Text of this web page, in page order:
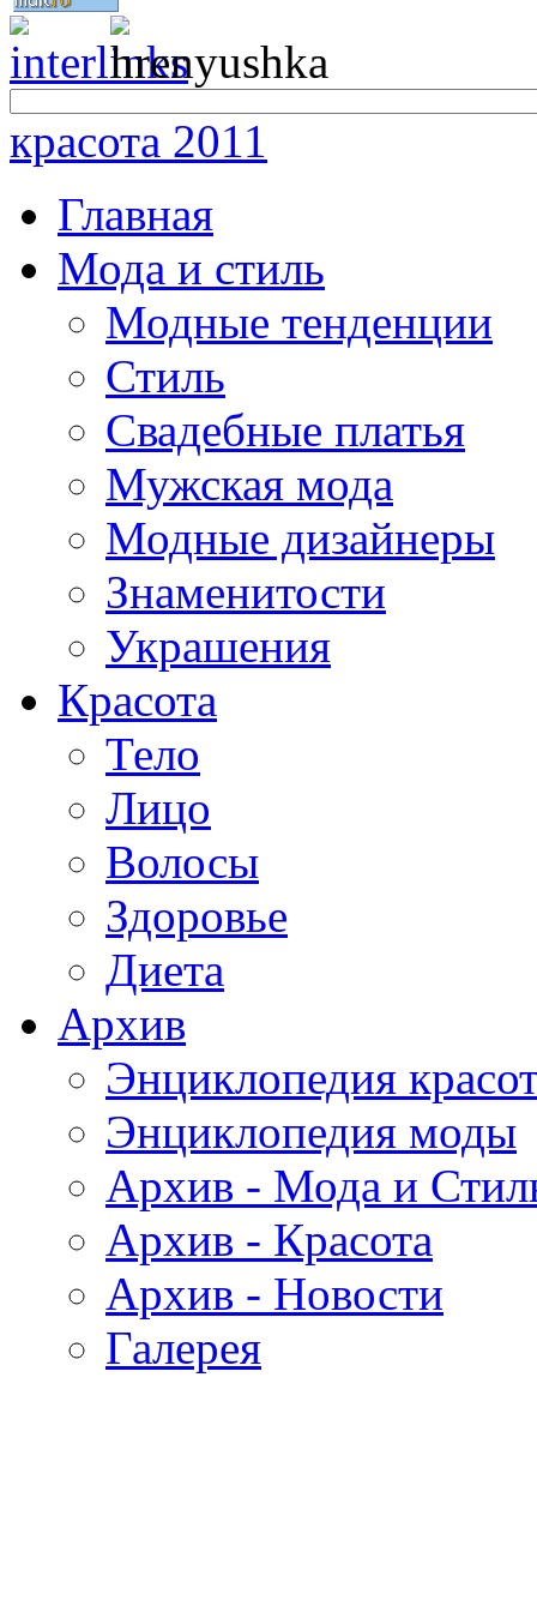
красота 2011
Главная
Мода и стиль
Модные тенденции
Стиль
Свадебные платья
Мужская мода
Модные дизайнеры
Знаменитости
Украшения
Красота
Тело
Лицо
Волосы
Здоровье
Диета
Архив
Энциклопедия
Энциклопедия моды
Архив - Мода и
Архив - Красота
Архив - Новости
Галерея